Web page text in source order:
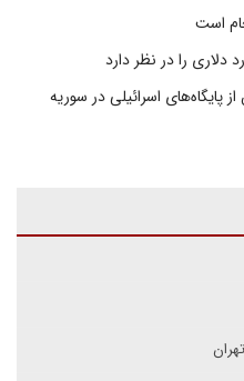
است
پایگاه‌های اسرائیلی در سوریه